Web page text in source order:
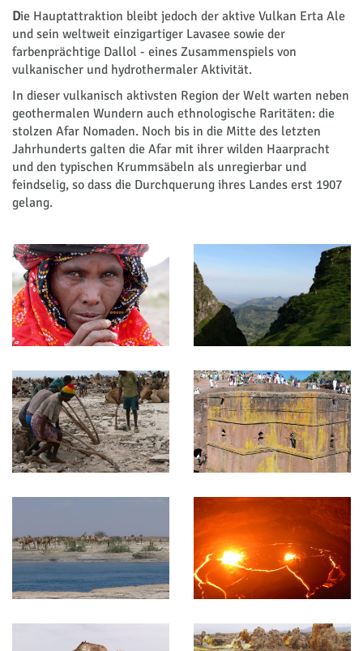
Die Hauptattraktion bleibt jedoch der aktive Vulkan Erta Ale
und sein weltweit einzigartiger Lavasee sowie der
farbenprächtige Dallol - eines Zusammenspiels von
vulkanischer und hydrothermaler Aktivität.
In dieser vulkanisch aktivsten Region der Welt warten neben
geothermalen Wundern auch ethnologische Raritäten: die
stolzen Afar Nomaden. Noch bis in die Mitte des letzten
Jahrhunderts galten die Afar mit ihrer wilden Haarpracht
und den typischen Krummsäbeln als unregierbar und
feindselig, so dass die Durchquerung ihres Landes erst 1907
gelang.